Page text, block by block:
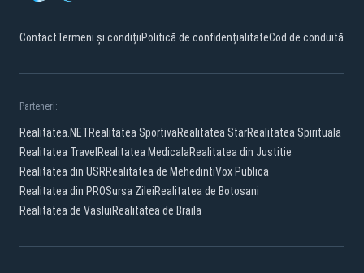
ContactTermeni și condițiiPolitică de confidențialitateCod de conduită
Parteneri:
Realitatea.NETRealitatea SportivaRealitatea StarRealitatea Spirituala
Realitatea Travel Realitatea MedicalaRealitatea din Justitie
Realitatea din USRRealitatea de MehedintiVox Publica
Realitatea din PROSursa ZileiRealitatea de Botosani
Realitatea de VasluiRealitatea de Braila